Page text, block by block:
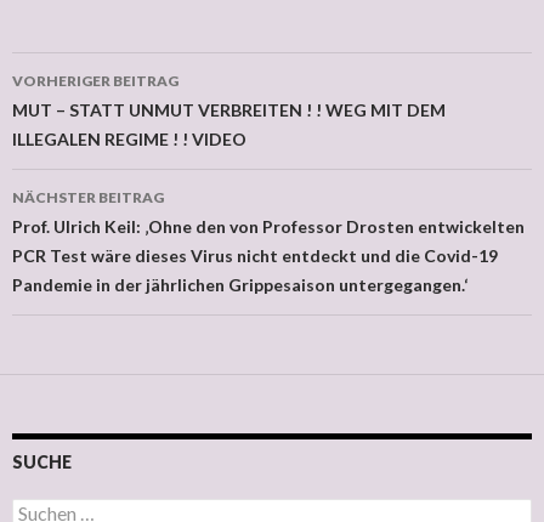
Beitragsnavigation
VORHERIGER BEITRAG
MUT – STATT UNMUT VERBREITEN ! ! WEG MIT DEM
ILLEGALEN REGIME ! ! VIDEO
NÄCHSTER BEITRAG
Prof. Ulrich Keil: ‚Ohne den von Professor Drosten entwickelten
PCR Test wäre dieses Virus nicht entdeckt und die Covid-19
Pandemie in der jährlichen Grippesaison untergegangen.‘
SUCHE
Suchen nach: